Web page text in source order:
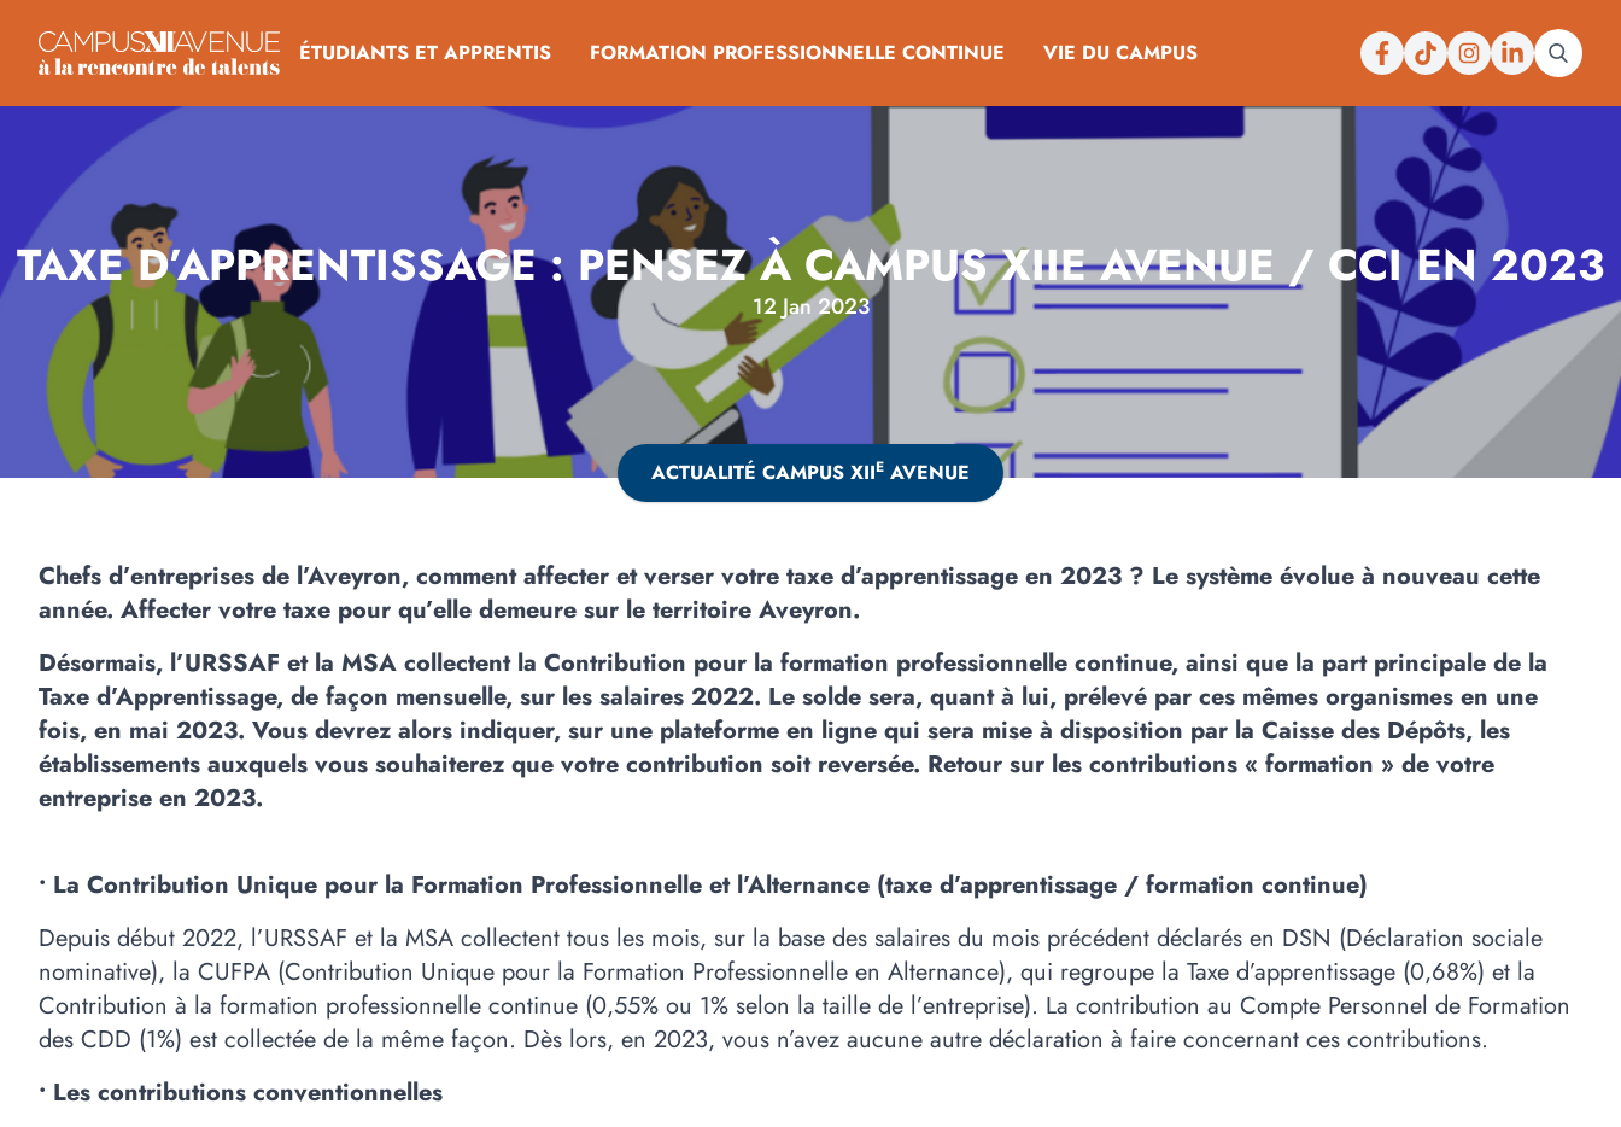
ÉTUDIANTS ET APPRENTIS FORMATION PROFESSIONNELLE CONTINUE VIE DU CAMPUS Facebook
TiktokInstagramLinkedin
TAXE D’APPRENTISSAGE : PENSEZ À CAMPUS XIIE AVENUE / CCI EN 2023
12 Jan 2023
ACTUALITÉ CAMPUS XIIE AVENUE
Chefs d’entreprises de l’Aveyron, comment affecter et verser votre taxe d’apprentissage en 2023 ? Le système évolue à nouveau cette
année. Affecter votre taxe pour qu’elle demeure sur le territoire Aveyron.
Désormais, l’URSSAF et la MSA collectent la Contribution pour la formation professionnelle continue, ainsi que la part principale de la
Taxe d’Apprentissage, de façon mensuelle, sur les salaires 2022. Le solde sera, quant à lui, prélevé par ces mêmes organismes en une
fois, en mai 2023. Vous devrez alors indiquer, sur une plateforme en ligne qui sera mise à disposition par la Caisse des Dépôts, les
établissements auxquels vous souhaiterez que votre contribution soit reversée. Retour sur les contributions « formation » de votre
entreprise en 2023.
• La Contribution Unique pour la Formation Professionnelle et l’Alternance (taxe d’apprentissage / formation continue)
Depuis début 2022, l’URSSAF et la MSA collectent tous les mois, sur la base des salaires du mois précédent déclarés en DSN (Déclaration sociale
nominative), la CUFPA (Contribution Unique pour la Formation Professionnelle en Alternance), qui regroupe la Taxe d’apprentissage (0,68%) et la
Contribution à la formation professionnelle continue (0,55% ou 1% selon la taille de l’entreprise). La contribution au Compte Personnel de Formation
des CDD (1%) est collectée de la même façon. Dès lors, en 2023, vous n’avez aucune autre déclaration à faire concernant ces contributions.
• Les contributions conventionnelles